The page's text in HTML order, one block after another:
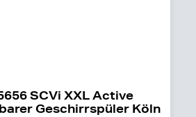
SCVi XXL Active
Geschirrspüler Köln